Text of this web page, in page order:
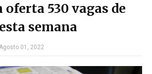
oferta 530 vagas de
semana
Agosto 01, 2022